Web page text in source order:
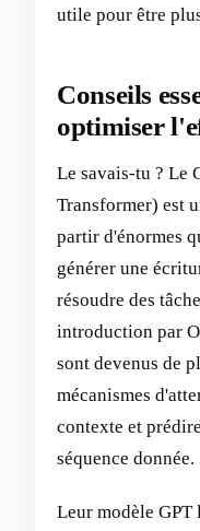
utile pour être
Conseils
optimiser
Le savais-tu ? Le
Transformer) est
partir d'énormes
générer une
résoudre des
introduction par
sont devenus de
mécanismes
contexte et
séquence donnée.
Leur modèle